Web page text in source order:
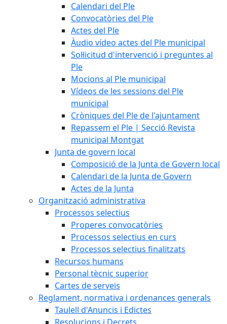
Calendari del Ple
Convocatòries del Ple
Actes del Ple
Àudio vídeo actes del Ple municipal
Sol·licitud d'intervenció i preguntes al
Ple
Mocions al Ple municipal
Vídeos de les sessions del Ple
municipal
Cròniques del Ple de l'ajuntament
Repassem el Ple | Secció Revista
municipal Montgat
Junta de govern local
Composició de la Junta de Govern local
Calendari de la Junta de Govern
Actes de la Junta
Organització administrativa
Processos selectius
Properes convocatòries
Processos selectius en curs
Processos selectius finalitzats
Recursos humans
Personal tècnic superior
Cartes de serveis
Reglament, normativa i ordenances generals
Taulell d'Anuncis i Edictes